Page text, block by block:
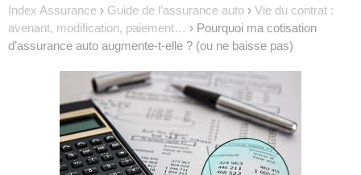
Index Assurance › Guide de l’assurance auto › Vie du contrat :
avenant, modification, paiement… › Pourquoi ma cotisation
d’assurance auto augmente-t-elle ? (ou ne baisse pas)